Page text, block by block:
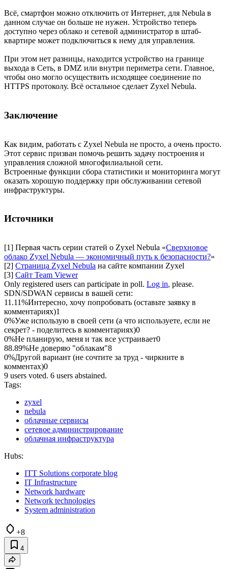
Всё, смартфон можно отключить от Интернет, для Nebula в
данном случае он больше не нужен. Устройство теперь
доступно через облако и сетевой администратор в штаб-
квартире может подключиться к нему для управления.
При этом нет разницы, находится устройство на границе
выхода в Сеть, в DMZ или внутри периметра сети. Главное,
чтобы оно могло осуществить исходящее соединение по
HTTPS протоколу. Всё остальное сделает Zyxel Nebula.
Заключение
Как видим, работать с Zyxel Nebula не просто, а очень просто.
Этот сервис призван помочь решить задачу построения и
управления сложной многофилиальной сети.
Встроенные функции сбора статистики и мониторинга могут
оказать хорошую поддержку при обслуживании сетевой
инфраструктуры.
Источники
[1] Первая часть серии статей о Zyxel Nebula «Сверхновое
облако Zyxel Nebula — экономичный путь к безопасности?»
[2] Страница Zyxel Nebula на сайте компании Zyxel
[3] Сайт Team Viewer
Only registered users can participate in poll. Log in, please.
SDN/SDWAN сервисы в вашей сети:
11.11%Интересно, хочу попробовать (оставьте заявку в
комментариях)1
0%Уже использую в своей сети (а что используете, если не
секрет? - поделитесь в комментариях)0
0%Не планирую, меня и так все устраивает0
88.89%Не доверяю "облакам"8
0%Другой вариант (не сочтите за труд - чиркните в
комментах)0
9 users voted. 6 users abstained.
Tags:
zyxel
nebula
облачные сервисы
сетевое администрирование
облачная инфраструктура
Hubs:
ITT Solutions corporate blog
IT Infrastructure
Network hardware
Network technologies
System administration
+8
4